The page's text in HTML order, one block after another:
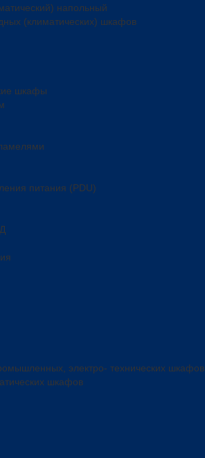
напольный
(климатических) шкафов
шкафы
питания (PDU)
электро- технических шкафов
шкафов